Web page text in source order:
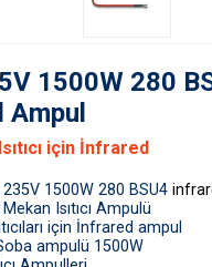
1500W 280
Ampul
için İnfrared
1500W 280 BSU4
Isıtıcı Ampulü
için İnfrared ampul
ampulü 1500W